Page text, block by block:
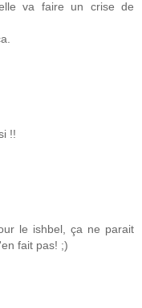
va faire un crise de
!!
le ishbel, ça ne parait
fait pas! ;)